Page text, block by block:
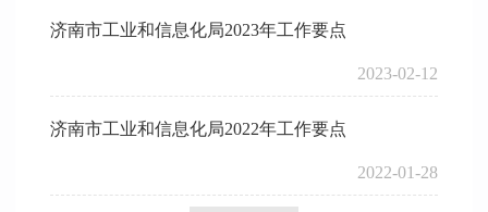
济南市工业和信息化局2023年工作要点
2023-02-12
济南市工业和信息化局2022年工作要点
2022-01-28